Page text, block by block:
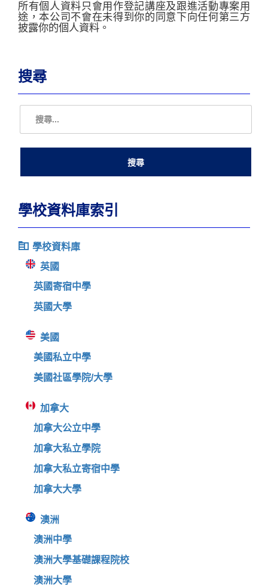
所有個人資料只會用作登記講座及跟進活動專案用
途，本公司不會在未得到你的同意下向任何第三方
披露你的個人資料。
搜尋
學校資料庫索引
學校資料庫
英國
英國寄宿中學
英國大學
美國
美國私立中學
美國社區學院/大學
加拿大
加拿大公立中學
加拿大私立學院
加拿大私立寄宿中學
加拿大大學
澳洲
澳洲中學
澳洲大學基礎課程院校
澳洲大學